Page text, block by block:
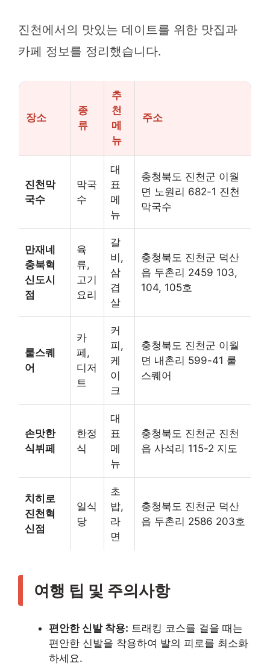
진천에서의 맛있는 데이트를 위한 맛집과
카페 정보를 정리했습니다.
장소
종
류
추
천
메
뉴
주소
진천막
국수
막국
수
대
표
메
뉴
충청북도 진천군 이월
면 노원리 682-1 진천
막국수
만재네
충북혁
신도시
점
육
류,
고기
요리
갈
비,
삼
겹
살
충청북도 진천군 덕산
읍 두촌리 2459 103,
104, 105호
뤁스퀘
어
카
페,
디저
트
커
피,
케
이
크
충청북도 진천군 이월
면 내촌리 599-41 뤁
스퀘어
손맛한
식뷔페
한정
식
대
표
메
뉴
충청북도 진천군 진천
읍 사석리 115-2 지도
치히로
진천혁
신점
일식
당
초
밥,
라
면
충청북도 진천군 덕산
읍 두촌리 2586 203호
여행 팁 및 주의사항
편안한 신발 착용: 트래킹 코스를 걸을 때는
편안한 신발을 착용하여 발의 피로를 최소화
하세요.